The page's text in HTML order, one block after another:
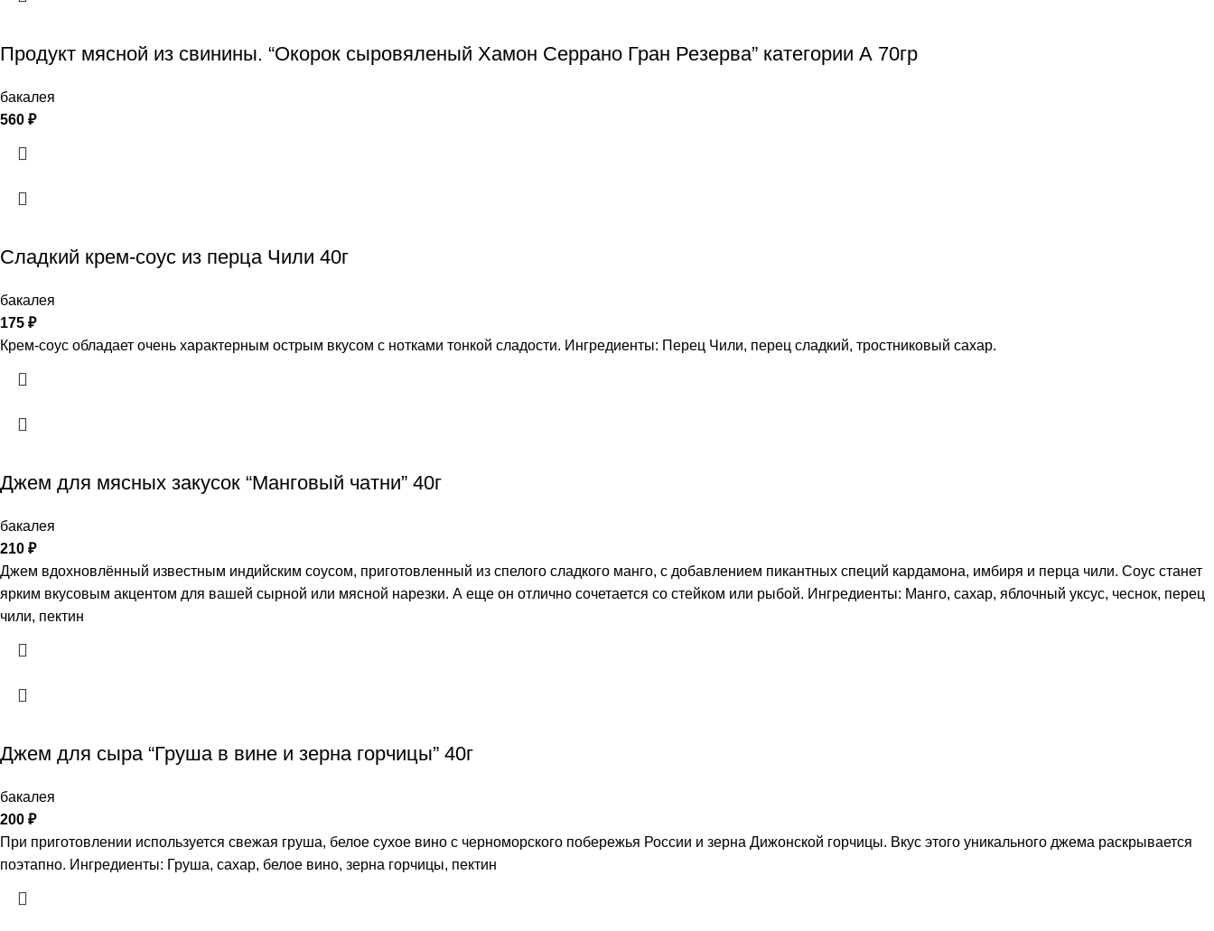
Продукт мясной из свинины. “Окорок сыровяленый Хамон Серрано Гран Резерва” категории А 70гр
бакалея
560 ₽
Сладкий крем-соус из перца Чили 40г
бакалея
175 ₽
Крем-соус обладает очень характерным острым вкусом с нотками тонкой сладости. Ингредиенты: Перец Чили, перец сладкий, тростниковый сахар.
Джем для мясных закусок “Манговый чатни” 40г
бакалея
210 ₽
Джем вдохновлённый известным индийским соусом, приготовленный из спелого сладкого манго, с добавлением пикантных специй кардамона, имбиря и перца чили. Соус станет
ярким вкусовым акцентом для вашей сырной или мясной нарезки. А еще он отлично сочетается со стейком или рыбой. Ингредиенты: Манго, сахар, яблочный уксус, чеснок, перец
чили, пектин
Джем для сыра “Груша в вине и зерна горчицы” 40г
бакалея
200 ₽
При приготовлении используется свежая груша, белое сухое вино с черноморского побережья России и зерна Дижонской горчицы. Вкус этого уникального джема раскрывается
поэтапно. Ингредиенты: Груша, сахар, белое вино, зерна горчицы, пектин